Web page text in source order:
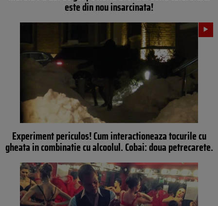
este din nou insarcinata!
Experiment periculos! Cum interactioneaza tocurile cu
gheata in combinatie cu alcoolul. Cobai: doua petrecarete.